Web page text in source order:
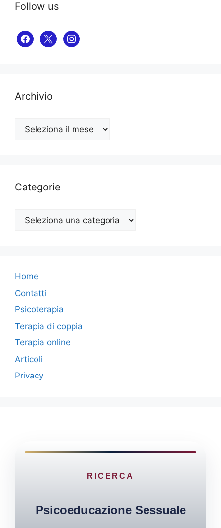
Follow us
facebook
x instagram
Archivio
Archivio
Categorie
Categorie
Home
Contatti
Psicoterapia
Terapia di coppia
Terapia online
Articoli
Privacy
RICERCA
Psicoeducazione Sessuale